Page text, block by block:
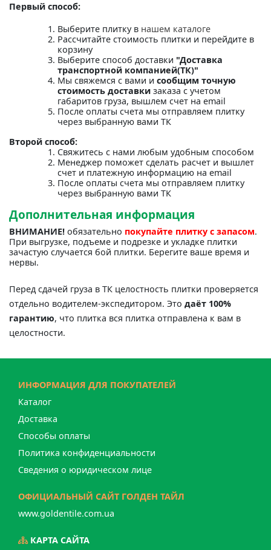
Первый способ:
Выберите плитку в нашем каталоге
Рассчитайте стоимость плитки и перейдите в
корзину
Выберите способ доставки "Доставка
транспортной компанией(ТК)"
Мы свяжемся с вами и сообщим точную
стоимость доставки заказа с учетом
габаритов груза, вышлем счет на email
После оплаты счета мы отправляем плитку
через выбранную вами ТК
Второй способ:
Свяжитесь с нами любым удобным способом
Менеджер поможет сделать расчет и вышлет
счет и платежную информацию на email
После оплаты счета мы отправляем плитку
через выбранную вами ТК
Дополнительная информация
ВНИМАНИЕ! обязательно покупайте плитку с запасом.
При выгрузке, подъеме и подрезке и укладке плитки
зачастую случается бой плитки. Берегите ваше время и
нервы.
Перед сдачей груза в ТК целостность плитки проверяется
отдельно водителем-экспедитором. Это даёт 100%
гарантию, что плитка вся плитка отправлена к вам в
целостности.
ИНФОРМАЦИЯ ДЛЯ ПОКУПАТЕЛЕЙ
Каталог
Доставка
Способы оплаты
Политика конфиденциальности
Сведения о юридическом лице
ОФИЦИАЛЬНЫЙ САЙТ ГОЛДЕН ТАЙЛ
www.goldentile.com.ua
КАРТА САЙТА